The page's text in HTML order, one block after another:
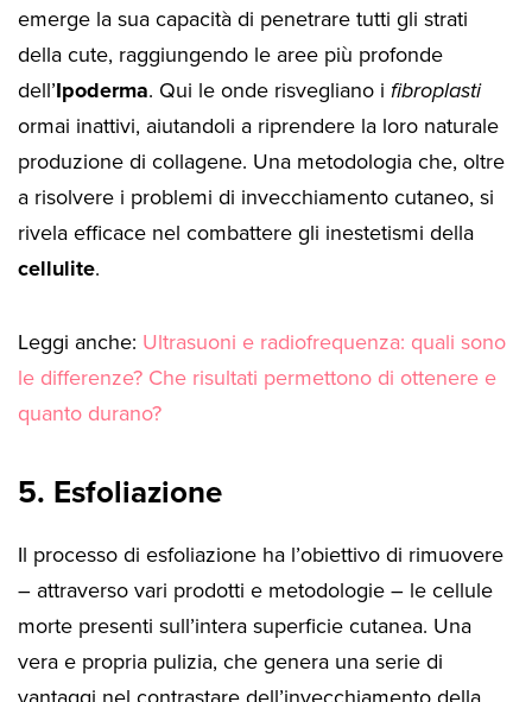
emerge la sua capacità di penetrare tutti gli strati
della cute, raggiungendo le aree più profonde
dell’Ipoderma. Qui le onde risvegliano i fibroplasti
ormai inattivi, aiutandoli a riprendere la loro naturale
produzione di collagene. Una metodologia che, oltre
a risolvere i problemi di invecchiamento cutaneo, si
rivela efficace nel combattere gli inestetismi della
cellulite.
Leggi anche: Ultrasuoni e radiofrequenza: quali sono
le differenze? Che risultati permettono di ottenere e
quanto durano?
5. Esfoliazione
Il processo di esfoliazione ha l’obiettivo di rimuovere
– attraverso vari prodotti e metodologie – le cellule
morte presenti sull’intera superficie cutanea. Una
vera e propria pulizia, che genera una serie di